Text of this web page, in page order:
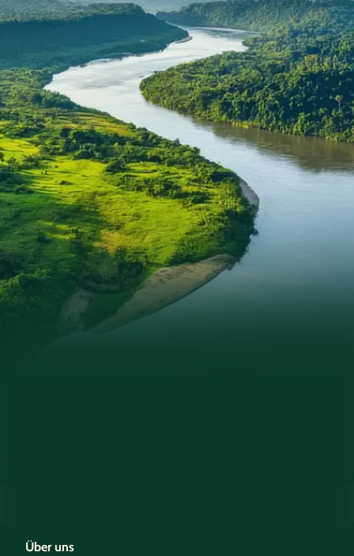
Über uns